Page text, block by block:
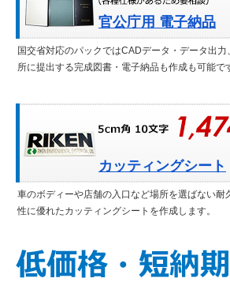
官公庁用 電子納品
国交省対応のパックではCADデータ・データ出力
所に提出する完成図書・電子納品も作成も可能で
カッティングシート
車のボディーや店舗の入口など場所を選ばない耐
性に優れたカッティングシートを作成します。